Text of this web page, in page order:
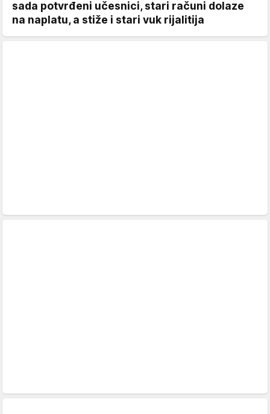
sada potvrđeni učesnici, stari računi dolaze
na naplatu, a stiže i stari vuk rijalitija